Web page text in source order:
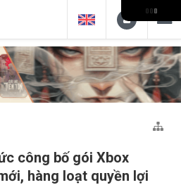
công bố gói Xbox
hàng loạt quyền lợi